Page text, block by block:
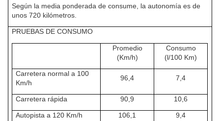
Según la media ponderada de consume, la autonomía es de
unos 720 kilómetros.
PRUEBAS DE CONSUMO
Promedio
(Km/h)
Consumo
(l/100 Km)
Carretera normal a 100
Km/h
96,4 7,4
Carretera rápida 90,9 10,6
Autopista a 120 Km/h 106,1 9,4